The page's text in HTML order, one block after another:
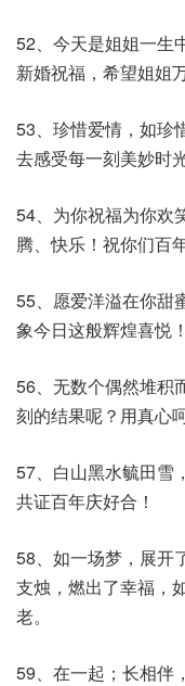
52、今天是姐姐一生
新婚祝福，希望姐姐
53、珍惜爱情，如珍
去感受每一刻美妙时光
54、为你祝福为你欢
腾、快乐！祝你们百
55、愿爱洋溢在你甜
象今日这般辉煌喜悦！
56、无数个偶然堆积
刻的结果呢？用真心
57、白山黑水毓田雪
共证百年庆好合！
58、如一场梦，展开
支烛，燃出了幸福，
老。
59、在一起；长相伴